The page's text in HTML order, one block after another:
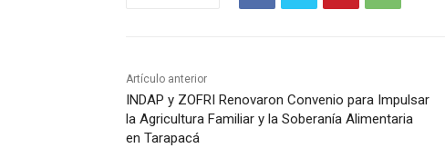
Artículo anterior
INDAP y ZOFRI Renovaron Convenio para Impulsar
la Agricultura Familiar y la Soberanía Alimentaria
en Tarapacá